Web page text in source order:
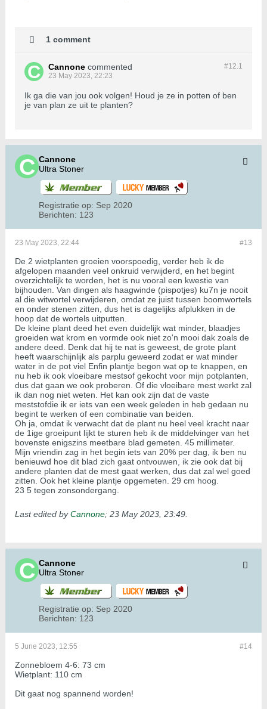
1 comment
#12.1
Cannone commented
23 May 2023, 22:23
Ik ga die van jou ook volgen! Houd je ze in potten of ben
je van plan ze uit te planten?
Cannone
Ultra Stoner
Registratie op: Sep 2020
Berichten: 123
#13
23 May 2023, 22:44
De 2 wietplanten groeien voorspoedig, verder heb ik de
afgelopen maanden veel onkruid verwijderd, en het begint
overzichtelijk te worden, het is nu vooral een kwestie van
bijhouden. Van dingen als haagwinde (pispotjes) ku7n je nooit
al die witwortel verwijderen, omdat ze juist tussen boomwortels
en onder stenen zitten, dus het is dagelijks afplukken in de
hoop dat de wortels uitputten.
De kleine plant deed het even duidelijk wat minder, blaadjes
groeiden wat krom en vormde ook niet zo'n mooi dak zoals de
andere deed. Denk dat hij te nat is geweest, de grote plant
heeft waarschijnlijk als parplu geweerd zodat er wat minder
water in de pot viel Enfin plantje begon wat op te knappen, en
nu heb ik ook vloeibare mestsof gekocht voor mijn potplanten,
dus dat gaan we ook proberen. Of die vloeibare mest werkt zal
ik dan nog niet weten. Het kan ook zijn dat de vaste
meststofdie ik er iets van een week geleden in heb gedaan nu
begint te werken of een combinatie van beiden.
Oh ja, omdat ik verwacht dat de plant nu heel veel kracht naar
de 1ige groeipunt lijkt te sturen heb ik de middelvinger van het
bovenste enigszins meetbare blad gemeten. 45 millimeter.
Mijn vriendin zag in het begin iets van 20% per dag, ik ben nu
benieuwd hoe dit blad zich gaat ontvouwen, ik zie ook dat bij
andere planten dat de mest gaat werken, dus dat zal wel goed
zitten. Ook het kleine plantje opgemeten. 29 cm hoog.
23 5 tegen zonsondergang.
Last edited byCannone; 23 May 2023, 23:49
Cannone
Ultra Stoner
Registratie op: Sep 2020
Berichten: 123
#14
5 June 2023, 12:55
Zonnebloem 4-6: 73 cm
Wietplant: 110 cm
Dit gaat nog spannend worden!